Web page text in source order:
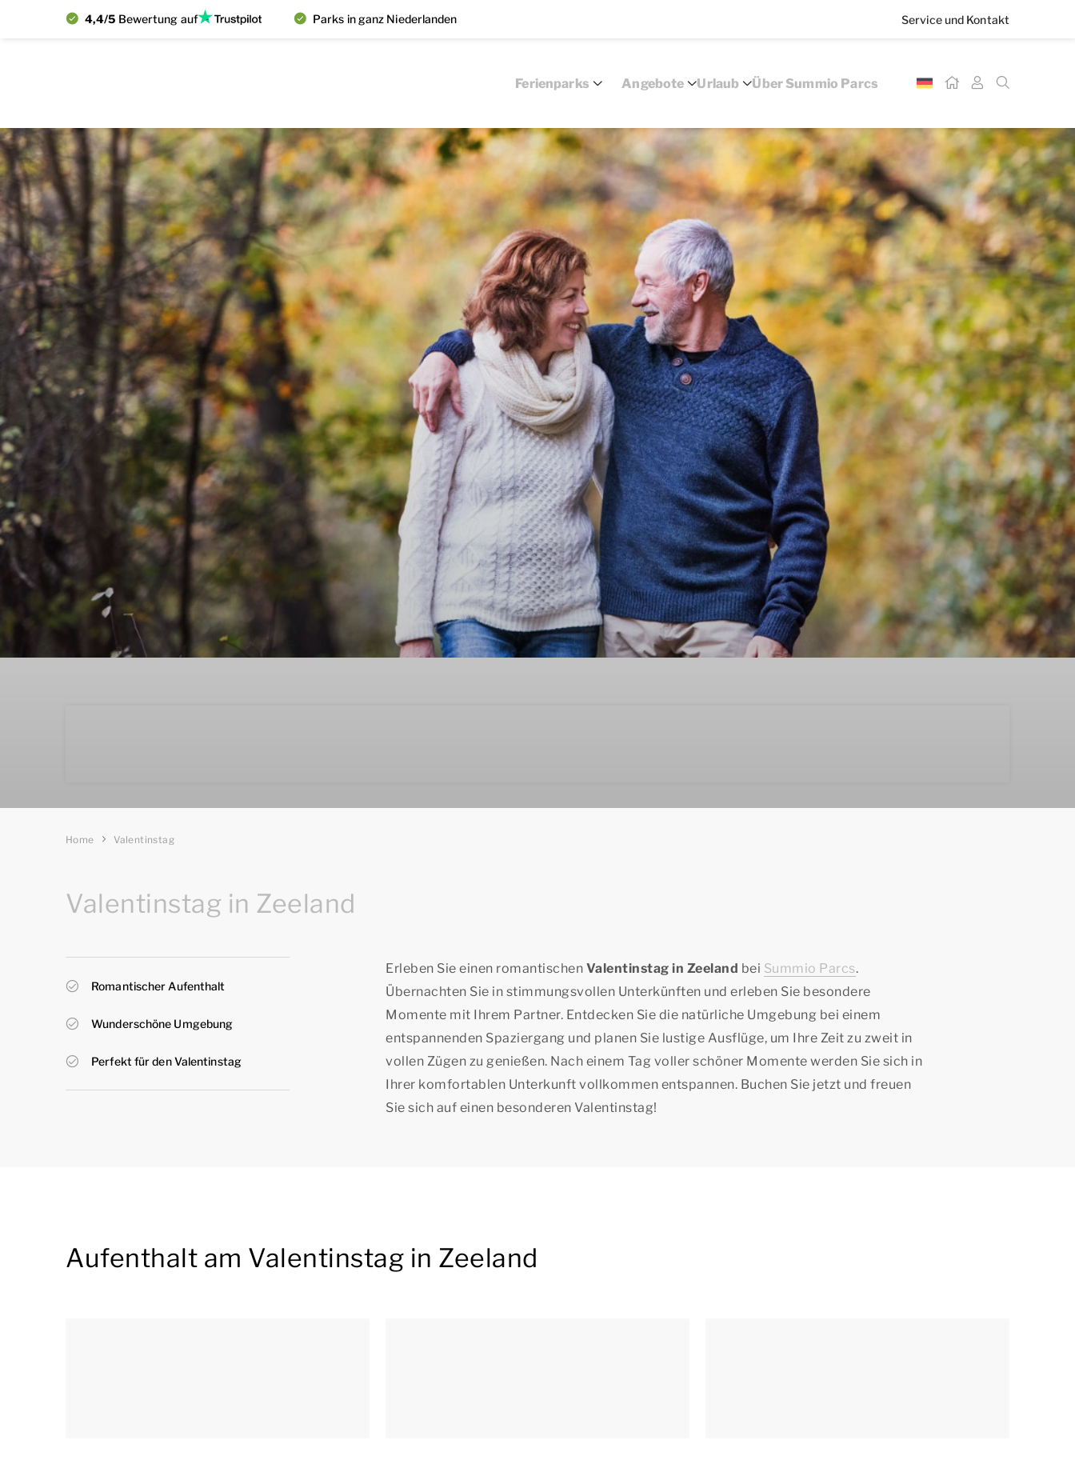
4,4/5 Bewertung auf Parks in ganz Niederlanden Service und Kontakt
Ferienparks Angebote Urlaub Über Summio Parcs
Home Valentinstag
Valentinstag in Zeeland
Romantischer Aufenthalt
Wunderschöne Umgebung
Perfekt für den Valentinstag
Erleben Sie einen romantischen Valentinstag in Zeeland bei Summio Parcs.
Übernachten Sie in stimmungsvollen Unterkünften und erleben Sie besondere
Momente mit Ihrem Partner. Entdecken Sie die natürliche Umgebung bei einem
entspannenden Spaziergang und planen Sie lustige Ausflüge, um Ihre Zeit zu zweit in
vollen Zügen zu genießen. Nach einem Tag voller schöner Momente werden Sie sich in
Ihrer komfortablen Unterkunft vollkommen entspannen. Buchen Sie jetzt und freuen
Sie sich auf einen besonderen Valentinstag!
Aufenthalt am Valentinstag in Zeeland